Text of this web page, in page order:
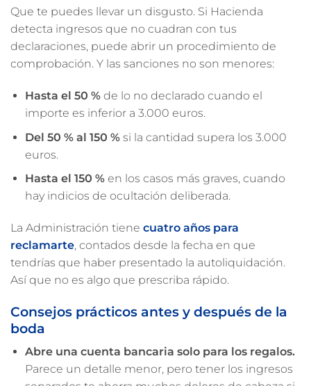
Que te puedes llevar un disgusto. Si Hacienda
detecta ingresos que no cuadran con tus
declaraciones, puede abrir un procedimiento de
comprobación. Y las sanciones no son menores:
Hasta el 50 %de lo no declarado cuando el
importe es inferior a 3.000 euros.
Del 50 % al 150 %si la cantidad supera los 3.000
euros.
Hasta el 150 %en los casos más graves, cuando
hay indicios de ocultación deliberada.
La Administración tiene cuatro años para
reclamarte, contados desde la fecha en que
tendrías que haber presentado la autoliquidación.
Así que no es algo que prescriba rápido.
Consejos prácticos antes y después de la
boda
Abre una cuenta bancaria solo para los regalos.
Parece un detalle menor, pero tener los ingresos